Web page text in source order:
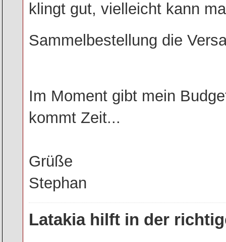
klingt gut, vielleicht kann
Sammelbestellung die
Im Moment gibt mein
kommt Zeit...
Grüße
Stephan
Latakia hilft in der